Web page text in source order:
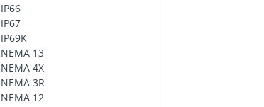
IP66
IP67
IP69K
NEMA 13
NEMA 4X
NEMA 3R
NEMA 12